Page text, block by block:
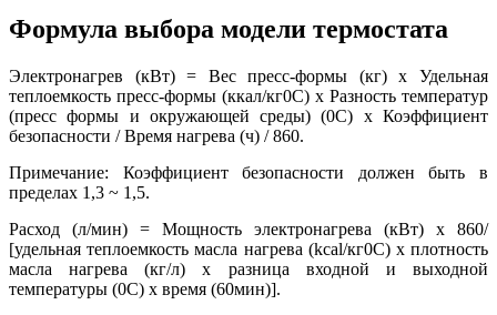
Формула выбора модели термостата
Электронагрев (кВт) = Вес пресс-формы (кг) х Удельная
теплоемкость пресс-формы (ккал/кг0С) х Разность температур
(пресс формы и окружающей среды) (0С) х Коэффициент
безопасности / Время нагрева (ч) / 860.
Примечание: Коэффициент безопасности должен быть в
пределах 1,3 ~ 1,5.
Расход (л/мин) = Мощность электронагрева (кВт) х 860/
[удельная теплоемкость масла нагрева (kcal/кг0С) х плотность
масла нагрева (кг/л) х разница входной и выходной
температуры (0С) х время (60мин)].